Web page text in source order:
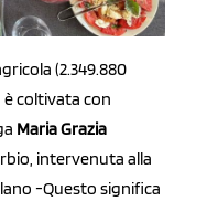
(2.349.880
coltivata con
Maria Grazia
intervenuta alla
-Questo significa